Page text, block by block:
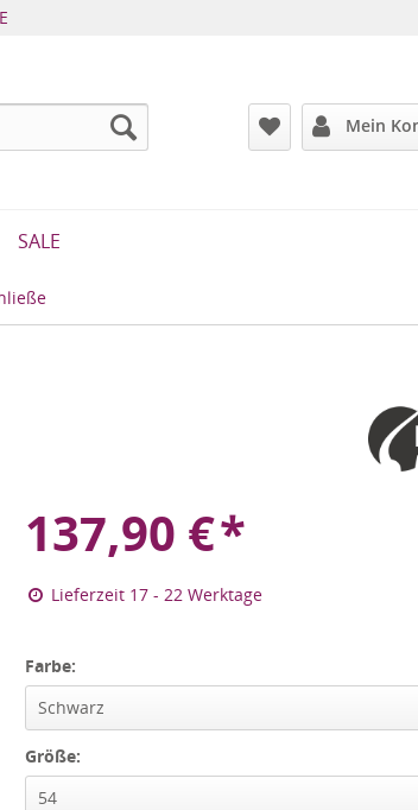
Mein
SALE
137,90 €*
Lieferzeit 17 - 22 Werktage
Farbe:
Schwarz
Größe:
54